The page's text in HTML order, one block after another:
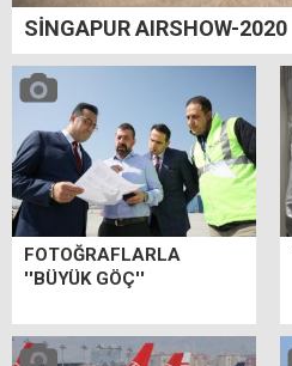
SİNGAPUR AIRSHOW-2020
FOTOĞRAFLARLA
''BÜYÜK GÖÇ''